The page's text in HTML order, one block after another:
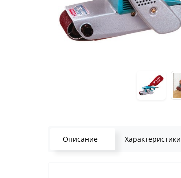
Описание Характеристики